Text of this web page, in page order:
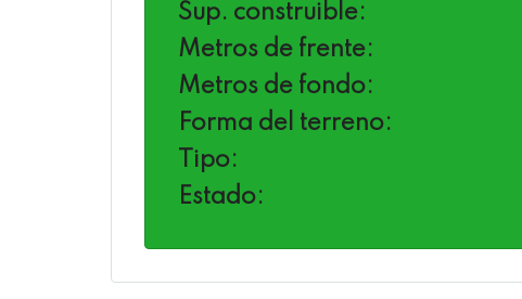
Sup. construible:
Metros de frente:
Metros de fondo:
Forma del terreno:
Tipo:
Estado: